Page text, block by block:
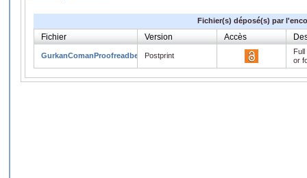
Fichier(s) déposé(s) par
Fichier Version Accès
GurkanComanProofreadbeforepublication.pdf
Postprint
or